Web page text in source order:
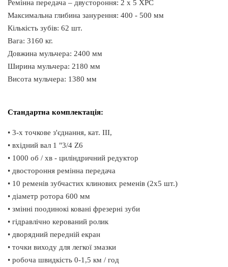
Ремінна передача – двустороння: 2 х 5 XPС
Максимальна глибина занурення: 400 - 500 мм
Кількість зубів: 62 шт.
Вага: 3160 кг.
Довжина мульчера: 2400 мм
Ширина мульчера: 2180 мм
Висота мульчера: 1380 мм
Стандартна комплектація:
• 3-х точкове з'єднання, кат. III,
• вхідний вал 1 "3/4 Z6
• 1000 об / хв - циліндричний редуктор
• двостороння ремінна передача
• 10 ременів зубчастих клинових ременів (2x5 шт.)
• діаметр ротора 600 мм
• змінні поодинокі ковані фрезерні зуби
• гідравлічно керований ролик
• дворядний передній екран
• точки виходу для легкої змазки
• робоча швидкість 0-1,5 км / год